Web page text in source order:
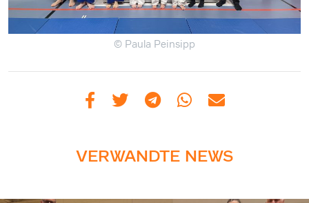
© Paula Peinsipp
VERWANDTE NEWS